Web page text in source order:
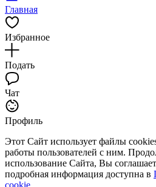
Главная
Избранное
Подать
Чат
Профиль
Этот Сайт использует файлы
работы пользователей с ним.
использование Сайта, Вы
подробная информация доступна в